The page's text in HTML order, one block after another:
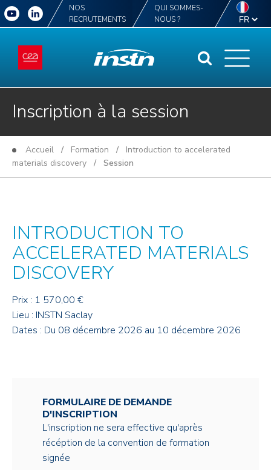
NOS
RECRUTEMENTS
QUI SOMMES-
NOUS ?
Inscription à la session
Accueil / Formation / Introduction to accelerated
materials discovery / Session
INTRODUCTION TO
ACCELERATED MATERIALS
DISCOVERY
Prix : 1 570,00 €
Lieu : INSTN Saclay
Dates : Du 08 décembre 2026 au 10 décembre 2026
FORMULAIRE DE DEMANDE
D'INSCRIPTION
L'inscription ne sera effective qu'après
récéption de la convention de formation
signée